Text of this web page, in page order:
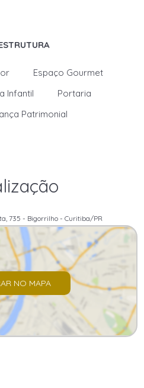
Espaço Gourmet
Infantil
Portaria
Patrimonial
735 - Bigorrilho - Curitiba/PR
NO MAPA